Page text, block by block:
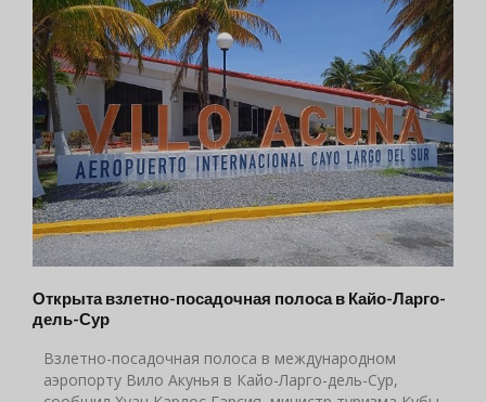
Открыта взлетно-посадочная полоса в Кайо-Ларго-
дель-Сур
Взлетно-посадочная полоса в международном
аэропорту Вило Акунья в Кайо-Ларго-дель-Сур,